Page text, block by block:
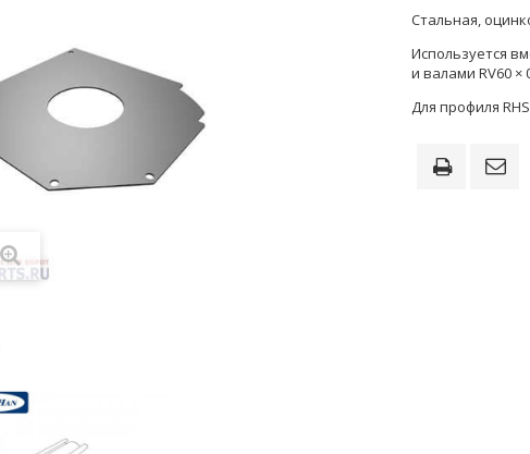
Стальная,
Используется
и валами RV60 ×
Для профиля